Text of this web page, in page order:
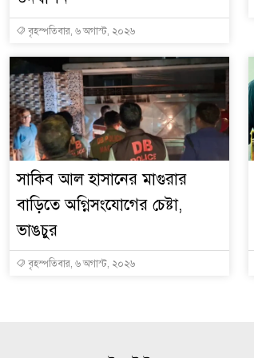
বৃহস্পতিবার, ৬ অগাস্ট, ২০২৬
সাকিব আল হাসানের মাগুরার
বাড়িতে অগ্নিসংযোগের চেষ্টা,
ভাঙচুর
বৃহস্পতিবার, ৬ অগাস্ট, ২০২৬